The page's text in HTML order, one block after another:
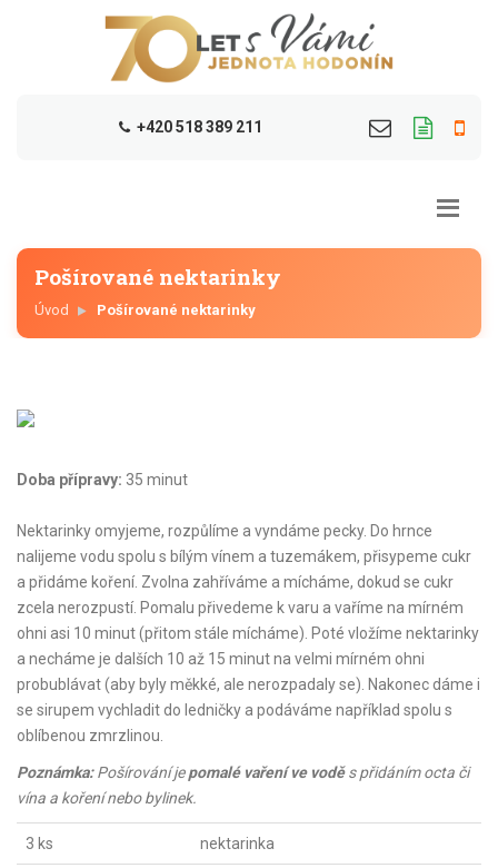
+420 518 389 211
Pošírované nektarinky
Úvod Pošírované nektarinky
Doba přípravy: 35 minut
Nektarinky omyjeme, rozpůlíme a vyndáme pecky. Do hrnce
nalijeme vodu spolu s bílým vínem a tuzemákem, přisypeme cukr
a přidáme koření. Zvolna zahříváme a mícháme, dokud se cukr
zcela nerozpustí. Pomalu přivedeme k varu a vaříme na mírném
ohni asi 10 minut (přitom stále mícháme). Poté vložíme nektarinky
a necháme je dalších 10 až 15 minut na velmi mírném ohni
probublávat (aby byly měkké, ale nerozpadaly se). Nakonec dáme i
se sirupem vychladit do ledničky a podáváme například spolu s
oblíbenou zmrzlinou.
Poznámka:Pošírování jepomalé vaření ve voděs přidáním octa či
vína a koření nebo bylinek.
3 ks nektarinka